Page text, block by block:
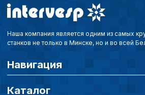
Наша компания является одним из самых
станков не только в Минске, но и во всей
Навигация
Каталог